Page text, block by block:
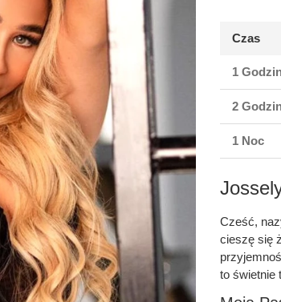
Cześć,
cieszę się
to świetnie
Czas
1
2
1 Noc